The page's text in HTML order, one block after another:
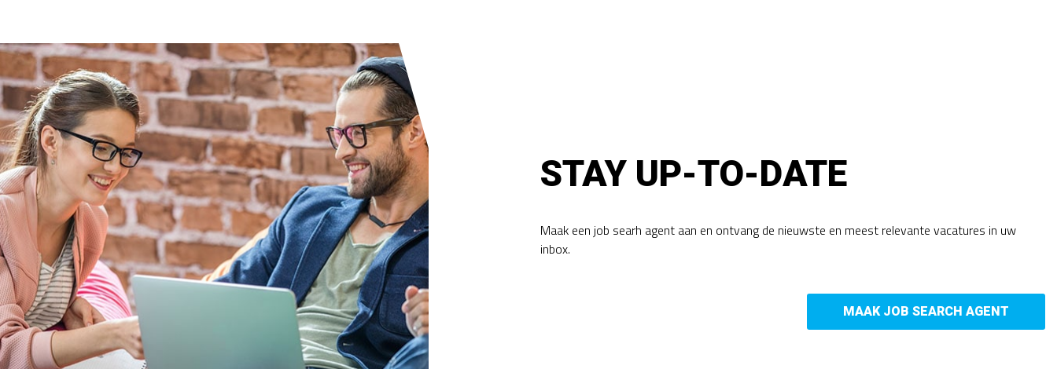
STAY UP-TO-DATE
Maak een job searh agent aan en ontvang de nieuwste en meest relevante vacatures in uw
inbox.
MAAK JOB SEARCH AGENT